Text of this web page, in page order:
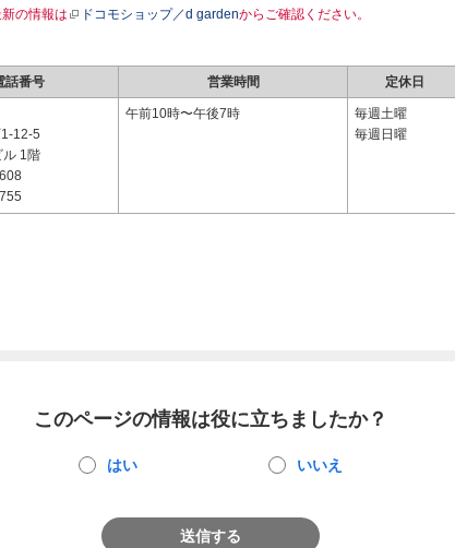
の情報は ドコモショップ／d gardenからご確認ください。
話番号 営業時間 定休日
12-5
ル 1階
午前10時〜午後7時
毎週土曜
毎週日曜
このページの情報は役に立ちましたか？
はい いいえ
送信する